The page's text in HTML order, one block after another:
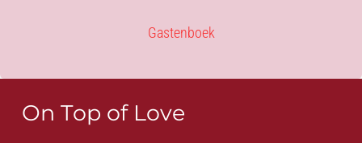
Gastenboek
On Top of Love